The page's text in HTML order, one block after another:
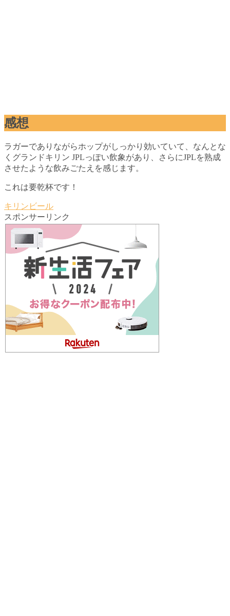
感想
ラガーでありながらホップがしっかり効いていて、なんとな
くグランドキリン JPLっぽい飲象があり、さらにJPLを熟成
させたような飲みごたえを感じます。
これは要乾杯です！
キリンビール
スポンサーリンク